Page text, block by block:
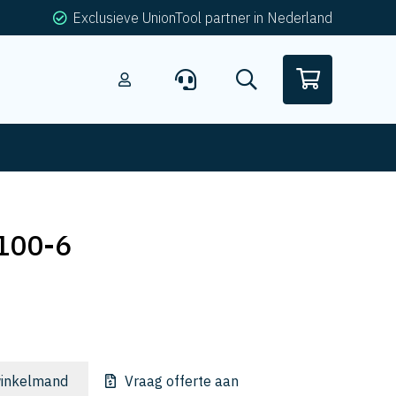
Exclusieve UnionTool partner in Nederland
6
Vraag offerte aan